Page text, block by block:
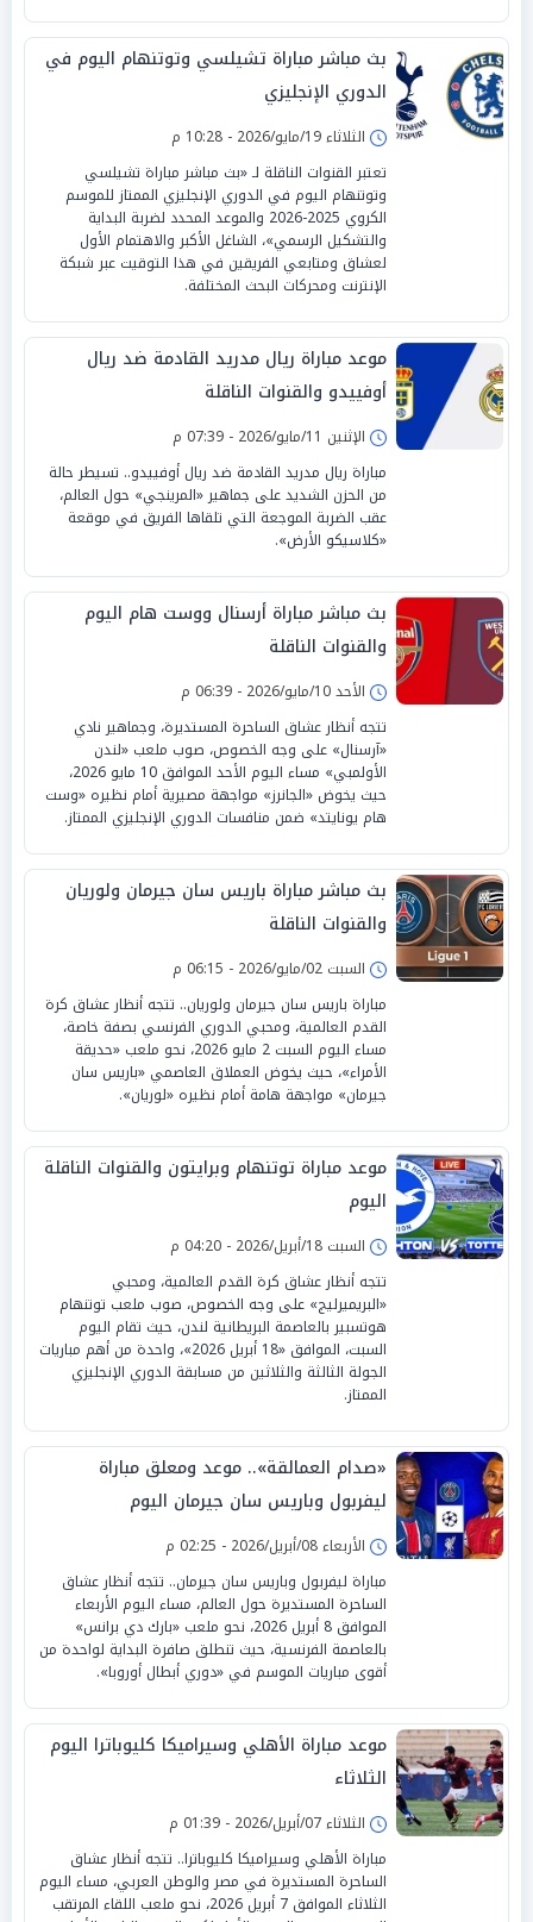
بث مباشر مباراة تشيلسي وتوتنهام اليوم في
الدوري الإنجليزي
الثلاثاء 19/مايو/2026 - 10:28 م
تعتبر القنوات الناقلة لـ «بث مباشر مباراة تشيلسي
وتوتنهام اليوم في الدوري الإنجليزي الممتاز للموسم
الكروي 2025-2026 والموعد المحدد لضربة البداية
والتشكيل الرسمي»، الشاغل الأكبر والاهتمام الأول
لعشاق ومتابعي الفريقين في هذا التوقيت عبر شبكة
الإنترنت ومحركات البحث المختلفة.
موعد مباراة ريال مدريد القادمة ضد ريال
أوفييدو والقنوات الناقلة
الإثنين 11/مايو/2026 - 07:39 م
مباراة ريال مدريد القادمة ضد ريال أوفييدو.. تسيطر حالة
من الحزن الشديد على جماهير «المرينجي» حول العالم،
عقب الضربة الموجعة التي تلقاها الفريق في موقعة
«كلاسيكو الأرض».
بث مباشر مباراة أرسنال ووست هام اليوم
والقنوات الناقلة
الأحد 10/مايو/2026 - 06:39 م
تتجه أنظار عشاق الساحرة المستديرة، وجماهير نادي
«آرسنال» على وجه الخصوص، صوب ملعب «لندن
الأولمبي» مساء اليوم الأحد الموافق 10 مايو 2026،
حيث يخوض «الجانرز» مواجهة مصيرية أمام نظيره «وست
هام يونايتد» ضمن منافسات الدوري الإنجليزي الممتاز.
بث مباشر مباراة باريس سان جيرمان ولوريان
والقنوات الناقلة
السبت 02/مايو/2026 - 06:15 م
مباراة باريس سان جيرمان ولوريان.. تتجه أنظار عشاق كرة
القدم العالمية، ومحبي الدوري الفرنسي بصفة خاصة،
مساء اليوم السبت 2 مايو 2026، نحو ملعب «حديقة
الأمراء»، حيث يخوض العملاق العاصمي «باريس سان
جيرمان» مواجهة هامة أمام نظيره «لوريان».
موعد مباراة توتنهام وبرايتون والقنوات الناقلة
اليوم
السبت 18/أبريل/2026 - 04:20 م
تتجه أنظار عشاق كرة القدم العالمية، ومحبي
«البريميرليج» على وجه الخصوص، صوب ملعب توتنهام
هوتسبير بالعاصمة البريطانية لندن، حيث تقام اليوم
السبت، الموافق «18 أبريل 2026»، واحدة من أهم مباريات
الجولة الثالثة والثلاثين من مسابقة الدوري الإنجليزي
الممتاز.
«صدام العمالقة».. موعد ومعلق مباراة
ليفربول وباريس سان جيرمان اليوم
الأربعاء 08/أبريل/2026 - 02:25 م
مباراة ليفربول وباريس سان جيرمان.. تتجه أنظار عشاق
الساحرة المستديرة حول العالم، مساء اليوم الأربعاء
الموافق 8 أبريل 2026، نحو ملعب «بارك دي برانس»
بالعاصمة الفرنسية، حيث تنطلق صافرة البداية لواحدة من
أقوى مباريات الموسم في «دوري أبطال أوروبا».
موعد مباراة الأهلي وسيراميكا كليوباترا اليوم
الثلاثاء
الثلاثاء 07/أبريل/2026 - 01:39 م
مباراة الأهلي وسيراميكا كليوباترا.. تتجه أنظار عشاق
الساحرة المستديرة في مصر والوطن العربي، مساء اليوم
الثلاثاء الموافق 7 أبريل 2026، نحو ملعب اللقاء المرتقب